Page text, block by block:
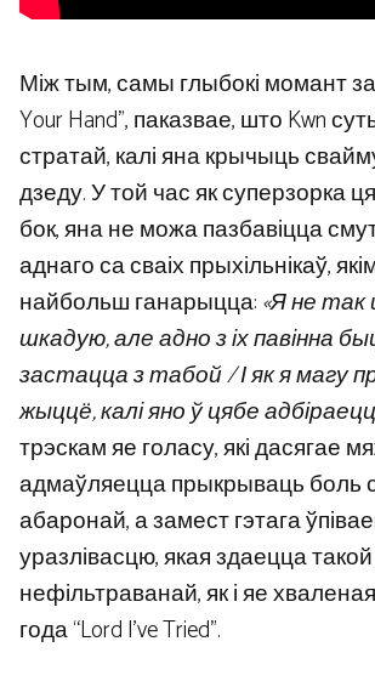
Між тым, самы глыбокі момант
Your Hand”, паказвае, што Kwn
стратай, калі яна крычыць
дзеду. У той час як суперзорка
бок, яна не можа пазбавіцца
аднаго са сваіх прыхільнікаў,
найбольш ганарыцца:«Я не
шкадую, але адно з іх павінна
застацца з табой / І як я магу
жыццё, калі яно ў цябе
трэскам яе голасу, які дасягае
адмаўляецца прыкрываць боль
абаронай, а замест гэтага
уразлівасцю, якая здаецца
нефільтраванай, як і яе
года “Lord I’ve Tried”.